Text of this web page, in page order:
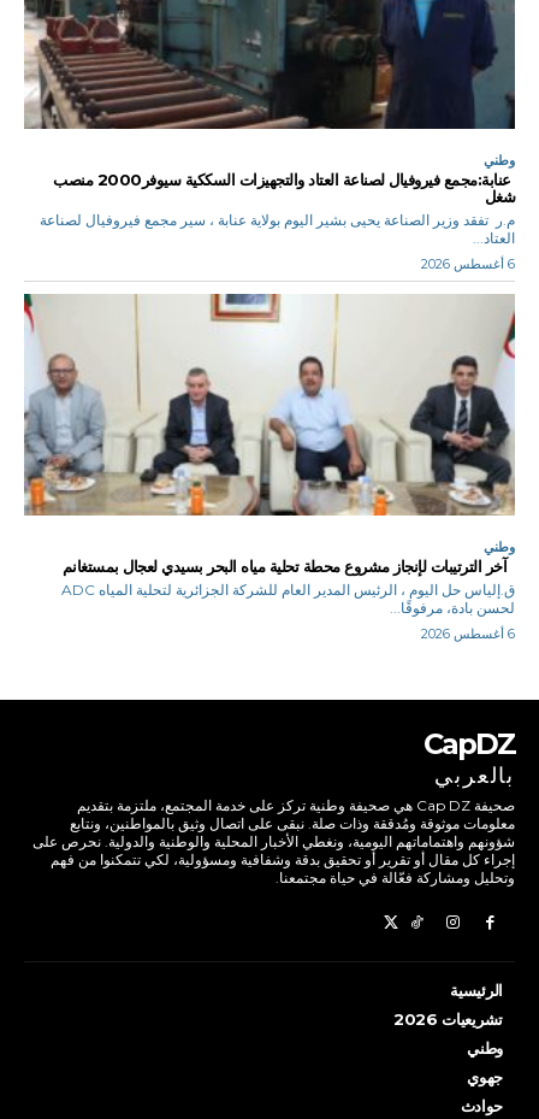
وطني
عنابة:مجمع فيروفيال لصناعة العتاد والتجهيزات السككية سيوفر2000 منصب
شغل
م.ر تفقد وزير الصناعة يحيى بشير اليوم بولاية عنابة ، سير مجمع فيروفيال لصناعة
العتاد...
6 أغسطس 2026
وطني
آخر الترتيبات لإنجاز مشروع محطة تحلية مياه البحر بسيدي لعجال بمستغانم
ق.إلياس حل اليوم ، الرئيس المدير العام للشركة الجزائرية لتحلية المياه ADC
لحسن بادة، مرفوقًا...
6 أغسطس 2026
CapDZ
بالعربي
صحيفة Cap DZ هي صحيفة وطنية تركز على خدمة المجتمع، ملتزمة بتقديم
معلومات موثوقة ومُدققة وذات صلة. نبقى على اتصال وثيق بالمواطنين، ونتابع
شؤونهم واهتماماتهم اليومية، ونغطي الأخبار المحلية والوطنية والدولية. نحرص على
إجراء كل مقال أو تقرير أو تحقيق بدقة وشفافية ومسؤولية، لكي تتمكنوا من فهم
وتحليل ومشاركة فعّالة في حياة مجتمعنا.
الرئيسية
تشريعيات 2026
وطني
جهوي
حوادث